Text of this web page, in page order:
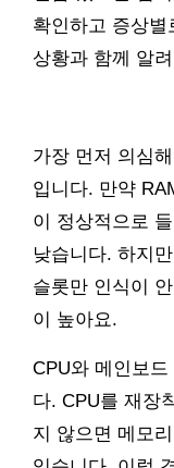
확인하고 증상
상황과 함께 알
가장 먼저 의심
입니다. 만약
이 정상적으로
낮습니다. 하지
슬롯만 인식이
이 높아요.
CPU와 메인보
다. CPU를 재장
지 않으면 메모